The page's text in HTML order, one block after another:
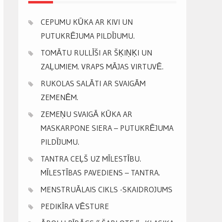
CEPUMU KŪKA AR KIVI UN
PUTUKRĒJUMA PILDĪJUMU.
TOMĀTU RULLĪŠI AR ŠĶIŅĶI UN
ZAĻUMIEM. VRAPS MĀJAS VIRTUVĒ.
RUKOLAS SALĀTI AR SVAIGĀM
ZEMENĒM.
ZEMEŅU SVAIGĀ KŪKA AR
MASKARPONE SIERA – PUTUKRĒJUMA
PILDĪJUMU.
TANTRA CEĻŠ UZ MĪLESTĪBU.
MĪLESTĪBAS PAVEDIENS – TANTRA.
MENSTRUĀLAIS CIKLS -SKAIDROJUMS
PEDIKĪRA VĒSTURE